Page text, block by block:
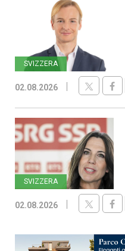
SVIZZERA
02.08.2026
SVIZZERA
02.08.2026